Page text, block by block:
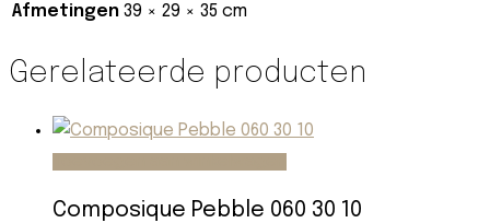
Afmetingen 39 × 29 × 35 cm
Gerelateerde producten
Composique Pebble 060 30 10